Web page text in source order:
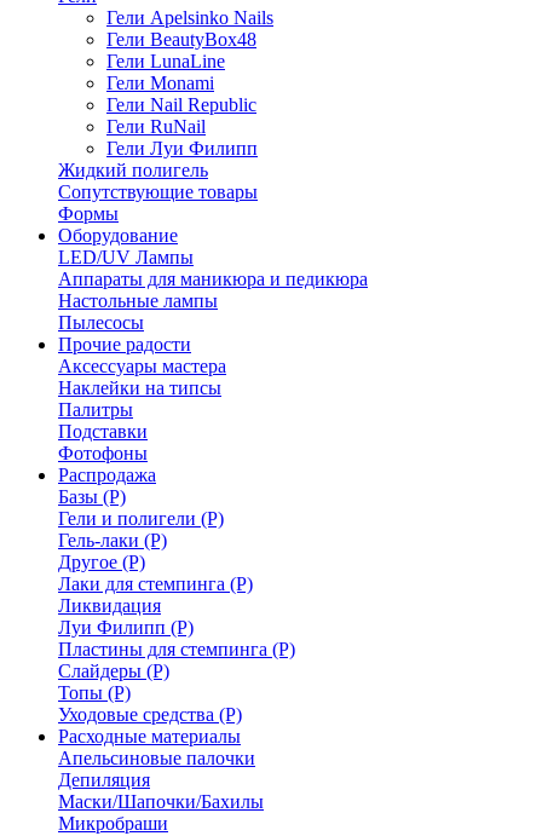
Гели Apelsinko Nails
Гели BeautyBox48
Гели LunaLine
Гели Monami
Гели Nail Republic
Гели RuNail
Гели Луи Филипп
Жидкий полигель
Сопутствующие товары
Формы
Оборудование
LED/UV Лампы
Аппараты для маникюра и педикюра
Настольные лампы
Пылесосы
Прочие радости
Аксессуары мастера
Наклейки на типсы
Палитры
Подставки
Фотофоны
Распродажа
Базы (Р)
Гели и полигели (Р)
Гель-лаки (Р)
Другое (Р)
Лаки для стемпинга (Р)
Ликвидация
Луи Филипп (Р)
Пластины для стемпинга (Р)
Слайдеры (Р)
Топы (Р)
Уходовые средства (Р)
Расходные материалы
Апельсиновые палочки
Депиляция
Маски/Шапочки/Бахилы
Микробраши